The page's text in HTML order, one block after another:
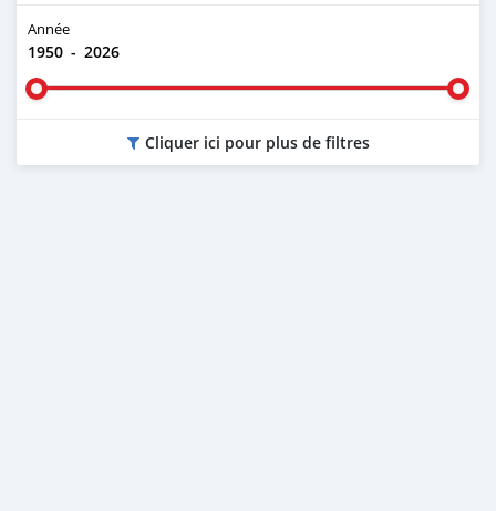
Année
1950 - 2026
Cliquer ici pour plus de filtres